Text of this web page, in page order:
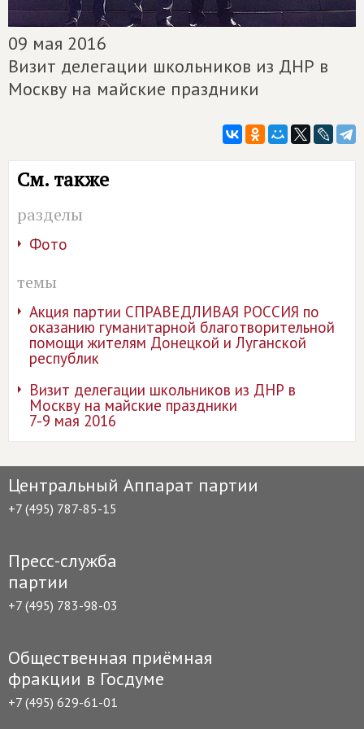
09 мая 2016
Визит делегации школьников из ДНР в
Москву на майские праздники
См. также
разделы
Фото
темы
Акция партии СПРАВЕДЛИВАЯ РОССИЯ по
оказанию гуманитарной благотворительной
помощи жителям Донецкой и Луганской
республик
Визит делегации школьников из ДНР в
Москву на майские праздники
7-9 мая 2016
Центральный Аппарат партии
+7 (495) 787-85-15
Пресс-служба
партии
+7 (495) 783-98-03
Общественная приёмная
фракции в Госдуме
+7 (495) 629-61-01